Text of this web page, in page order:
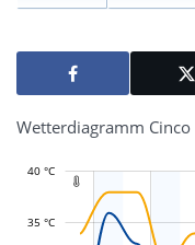
Wetterdiagramm Cinco

35 °C
40 °C